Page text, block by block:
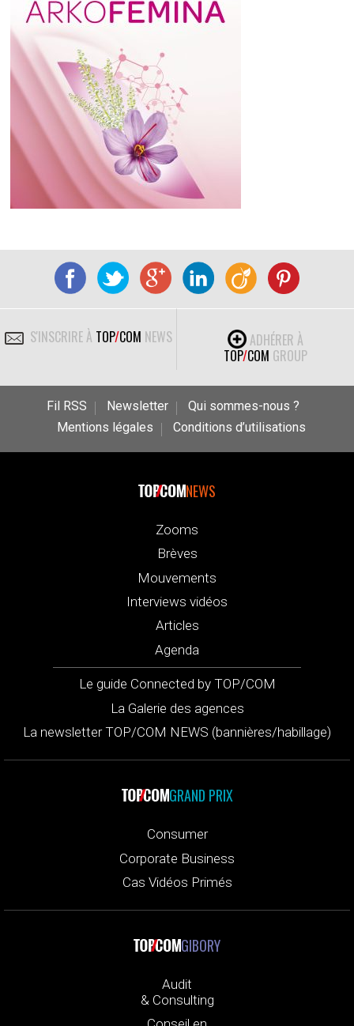
S'INSCRIRE À TOP/COM NEWS
ADHÉRER À
TOP/COM GROUP
Fil RSS Newsletter
Qui sommes-nous ?
Mentions légales
Conditions d’utilisations
NEWS
Zooms
Brèves
Mouvements
Interviews vidéos
Articles
Agenda
Le guide Connected by TOP/COM
La Galerie des agences
La newsletter TOP/COM NEWS (bannières/habillage)
GRAND PRIX
Consumer
Corporate Business
Cas Vidéos Primés
GIBORY
Audit
& Consulting